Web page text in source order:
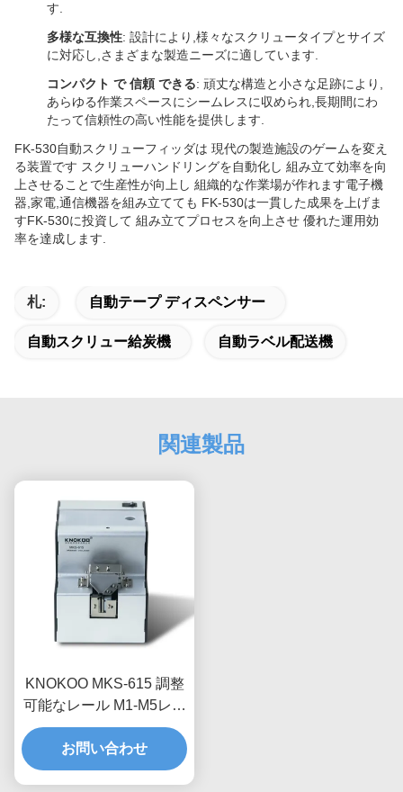
す.
多様な互換性: 設計により,様々なスクリュータイプとサイズ
に対応し,さまざまな製造ニーズに適しています.
コンパクト で 信頼 できる: 頑丈な構造と小さな足跡により,
あらゆる作業スペースにシームレスに収められ,長期間にわ
たって信頼性の高い性能を提供します.
FK-530自動スクリューフィッダは 現代の製造施設のゲームを変え
る装置です スクリューハンドリングを自動化し 組み立て効率を向
上させることで生産性が向上し 組織的な作業場が作れます電子機
器,家電,通信機器を組み立てても FK-530は一貫した成果を上げま
すFK-530に投資して 組み立てプロセスを向上させ 優れた運用効
率を達成します.
札: 自動テープ ディスペンサー
自動スクリュー給炭機 自動ラベル配送機
関連製品
KNOKOO MKS-615 調整
可能なレール M1-M5レー
ルを持つ自動スクリュー
フィッダーマシン
お問い合わせ